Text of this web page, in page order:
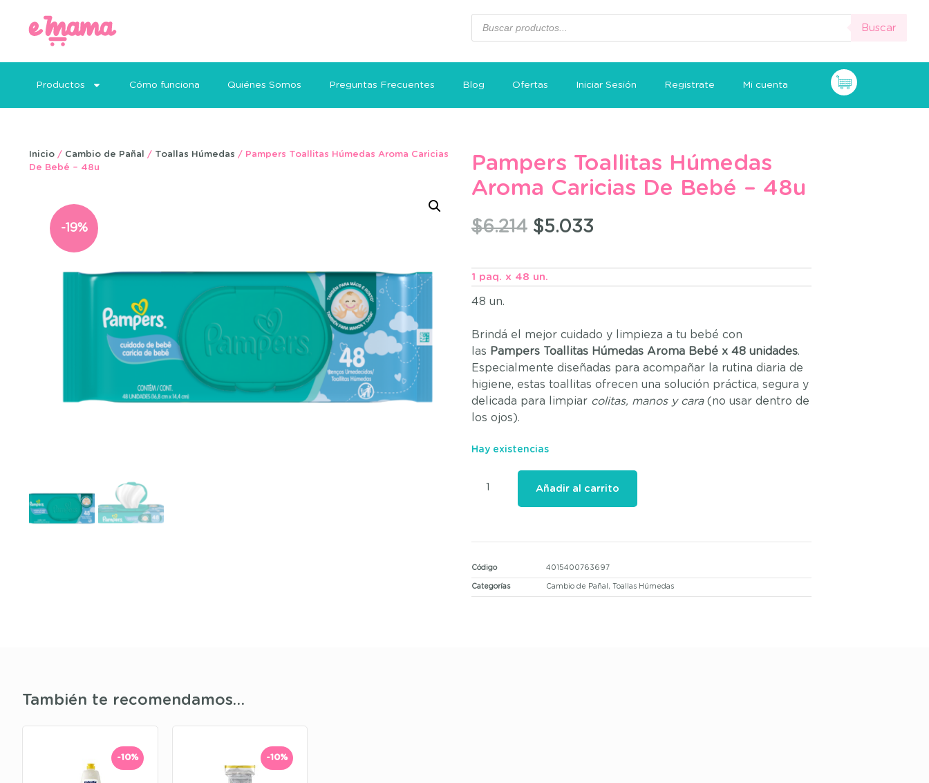
Buscar
Productos Cómo funciona Quiénes Somos Preguntas Frecuentes Blog Ofertas Iniciar Sesión Registrate Mi cuenta
Inicio / Cambio de Pañal / Toallas Húmedas / Pampers Toallitas Húmedas Aroma Caricias
De Bebé – 48u
-19%
Pampers Toallitas Húmedas
Aroma Caricias De Bebé – 48u
$6.214 $5.033
1 paq. x 48 un.
48 un.
Brindá el mejor cuidado y limpieza a tu bebé con
las Pampers Toallitas Húmedas Aroma Bebé x 48 unidades.
Especialmente diseñadas para acompañar la rutina diaria de
higiene, estas toallitas ofrecen una solución práctica, segura y
delicada para limpiar colitas, manos y cara(no usar dentro de
los ojos).
Hay existencias
Añadir al carrito
Código 4015400763697
Categorías Cambio de Pañal , Toallas Húmedas
También te recomendamos…
-10% -10%